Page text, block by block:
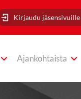
Kirjaudu jäsensivuille
Ajankohtaista